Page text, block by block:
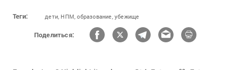
Теги: дети, НПМ, образование, убежище
Поделиться: